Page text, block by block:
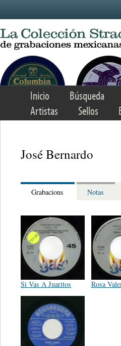
Inicio Búsqueda
Artistas
Sellos
José Bernardo
Grabacions Notas
Si Vas A Juaritos Rosa